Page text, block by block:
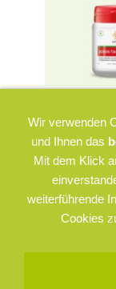
Wir verwenden
und Ihnen das
Mit dem Klick
weiterführende
Cookies